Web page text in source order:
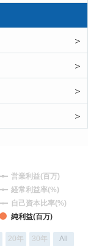
＞
＞
＞
＞
20年 30年 All
営業利益(百万)
経常利益率(%)
自己資本比率(%)
純利益(百万)